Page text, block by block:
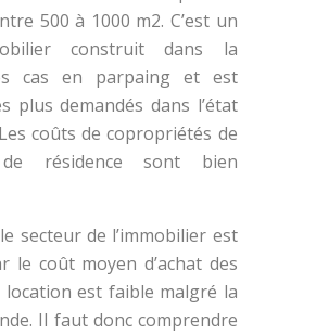
500 à 1000 m2. C’est un
construit dans la
cas en parpaing et est
plus demandés dans l’état
coûts de copropriétés de
résidence sont bien
secteur de l’immobilier est
le coût moyen d’achat des
location est faible malgré la
Il faut donc comprendre